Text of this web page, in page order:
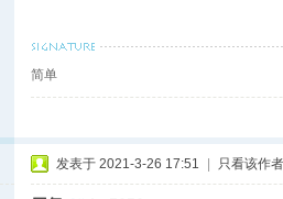
简单
发表于 2021-3-26 17:51 只看该作者